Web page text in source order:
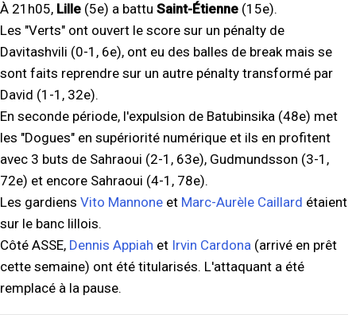
À 21h05, Lille (5e) a battu Saint-Étienne (15e).
Les "Verts" ont ouvert le score sur un pénalty de
Davitashvili (0-1, 6e), ont eu des balles de break mais se
sont faits reprendre sur un autre pénalty transformé par
David (1-1, 32e).
En seconde période, l'expulsion de Batubinsika (48e) met
les "Dogues" en supériorité numérique et ils en profitent
avec 3 buts de Sahraoui (2-1, 63e), Gudmundsson (3-1,
72e) et encore Sahraoui (4-1, 78e).
Les gardiens Vito Mannone et Marc-Aurèle Caillard étaient
sur le banc lillois.
Côté ASSE, Dennis Appiah et Irvin Cardona (arrivé en prêt
cette semaine) ont été titularisés. L'attaquant a été
remplacé à la pause.